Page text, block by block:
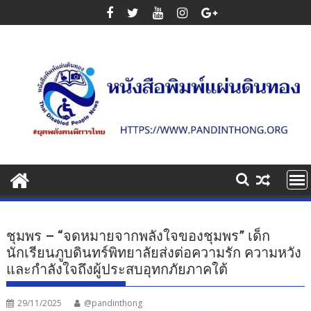
to
ชุมพร – “จดหมายจากพลังใจของชุมพร” เด็ก
นักเรียนภูบดินทร์พิทยาลัยส่งต่อความรัก ความหวัง
และกำลังใจถึงผู้ประสบอุทกภัยภาคใต้
29/11/2025 @pandinthong